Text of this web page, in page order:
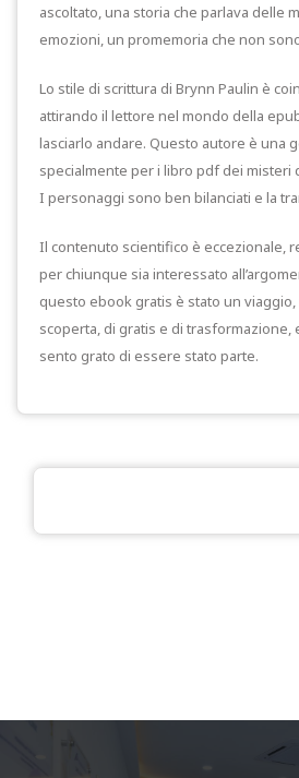
ascoltato, una storia che parlava delle
emozioni, un promemoria che non
Lo stile di scrittura di Brynn Paulin è
attirando il lettore nel mondo della
lasciarlo andare. Questo autore è una
specialmente per i libro pdf dei misteri
I personaggi sono ben bilanciati e la
Il contenuto scientifico è eccezionale,
per chiunque sia interessato
questo ebook gratis è stato un
scoperta, di gratis e di trasformazione,
sento grato di essere stato parte.